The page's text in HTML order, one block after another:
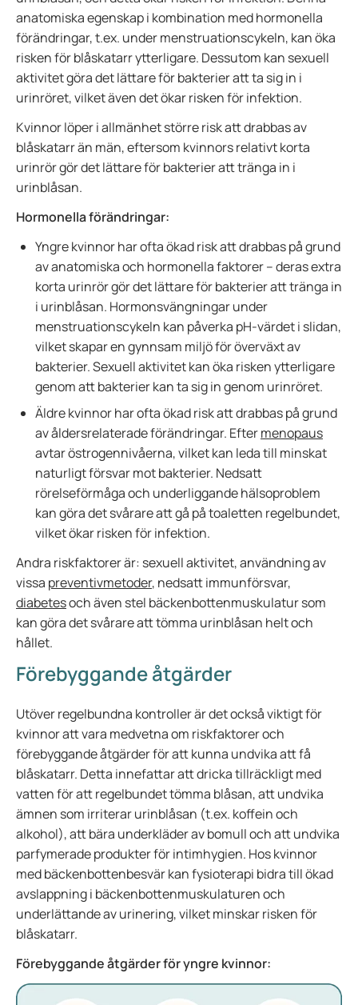
anatomiska egenskap i kombination med hormonella
förändringar, t.ex. under menstruationscykeln, kan öka
risken för blåskatarr ytterligare. Dessutom kan sexuell
aktivitet göra det lättare för bakterier att ta sig in i
urinröret, vilket även det ökar risken för infektion.
Kvinnor löper i allmänhet större risk att drabbas av
blåskatarr än män, eftersom kvinnors relativt korta
urinrör gör det lättare för bakterier att tränga in i
urinblåsan.
Hormonella förändringar:
Yngre kvinnor har ofta ökad risk att drabbas på grund
av anatomiska och hormonella faktorer – deras extra
korta urinrör gör det lättare för bakterier att tränga in
i urinblåsan. Hormonsvängningar under
menstruationscykeln kan påverka pH-värdet i slidan,
vilket skapar en gynnsam miljö för överväxt av
bakterier. Sexuell aktivitet kan öka risken ytterligare
genom att bakterier kan ta sig in genom urinröret.
Äldre kvinnor har ofta ökad risk att drabbas på grund
av åldersrelaterade förändringar. Eftermenopaus
avtar östrogennivåerna, vilket kan leda till minskat
naturligt försvar mot bakterier. Nedsatt
rörelseförmåga och underliggande hälsoproblem
kan göra det svårare att gå på toaletten regelbundet,
vilket ökar risken för infektion.
Andra riskfaktorer är: sexuell aktivitet, användning av
vissa preventivmetoder, nedsatt immunförsvar,
diabetesoch även stel bäckenbottenmuskulatur som
kan göra det svårare att tömma urinblåsan helt och
hållet.
Förebyggande åtgärder
Utöver regelbundna kontroller är det också viktigt för
kvinnor att vara medvetna om riskfaktorer och
förebyggande åtgärder för att kunna undvika att få
blåskatarr. Detta innefattar att dricka tillräckligt med
vatten för att regelbundet tömma blåsan, att undvika
ämnen som irriterar urinblåsan (t.ex. koffein och
alkohol), att bära underkläder av bomull och att undvika
parfymerade produkter för intimhygien. Hos kvinnor
med bäckenbottenbesvär kan fysioterapi bidra till ökad
avslappning i bäckenbottenmuskulaturen och
underlättande av urinering, vilket minskar risken för
blåskatarr.
Förebyggande åtgärder för yngre kvinnor: